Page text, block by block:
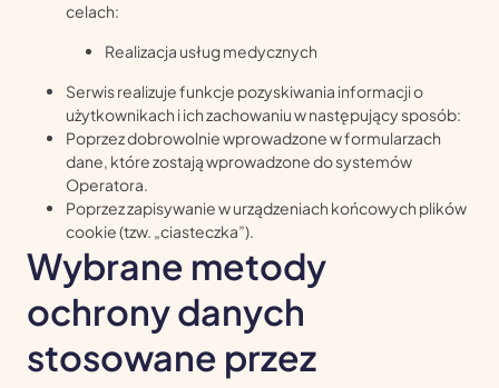
celach:
Realizacja usług medycznych
Serwis realizuje funkcje pozyskiwania informacji o
użytkownikach i ich zachowaniu w następujący sposób:
Poprzez dobrowolnie wprowadzone w formularzach
dane, które zostają wprowadzone do systemów
Operatora.
Poprzez zapisywanie w urządzeniach końcowych plików
cookie (tzw. „ciasteczka”).
Wybrane metody
ochrony danych
stosowane przez